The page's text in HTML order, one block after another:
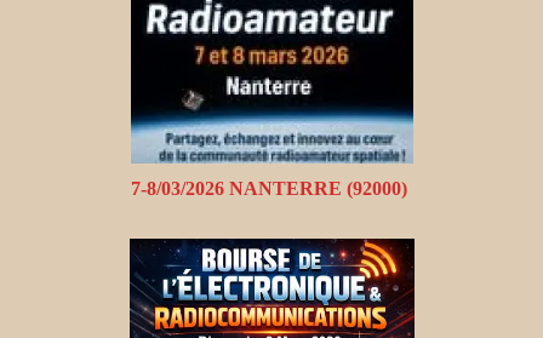
7-8/03/2026 NANTERRE (92000)